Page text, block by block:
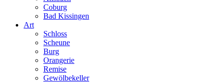
Coburg
Bad Kissingen
Art
Schloss
Scheune
Burg
Orangerie
Remise
Gewölbekeller